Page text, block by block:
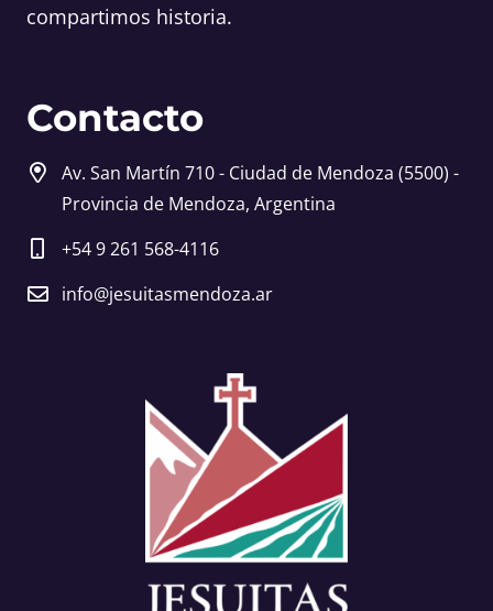
compartimos historia.
Contacto
Av. San Martín 710 - Ciudad de Mendoza (5500) -
Provincia de Mendoza, Argentina
+54 9 261 568-4116
info@jesuitasmendoza.ar